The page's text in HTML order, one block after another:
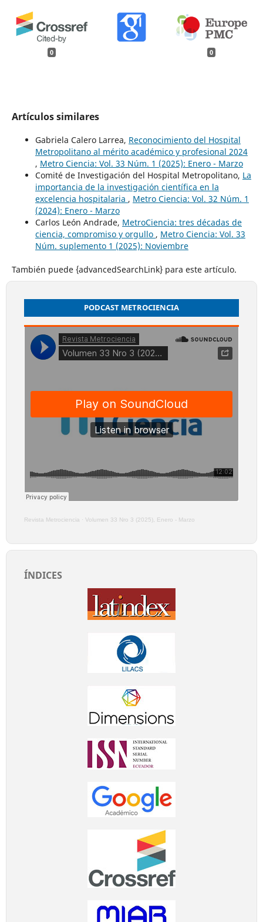
0 0
Artículos similares
Gabriela Calero Larrea, Reconocimiento del Hospital
Metropolitano al mérito académico y profesional 2024
, Metro Ciencia: Vol. 33 Núm. 1 (2025): Enero - Marzo
Comité de Investigación del Hospital Metropolitano, La
importancia de la investigación científica en la
excelencia hospitalaria , Metro Ciencia: Vol. 32 Núm. 1
(2024): Enero - Marzo
Carlos León Andrade, MetroCiencia: tres décadas de
ciencia, compromiso y orgullo , Metro Ciencia: Vol. 33
Núm. suplemento 1 (2025): Noviembre
También puede {advancedSearchLink} para este artículo.
PODCAST METROCIENCIA
Revista Metrociencia · Volumen 33 Nro 3 (2025), Enero - Marzo
ÍNDICES